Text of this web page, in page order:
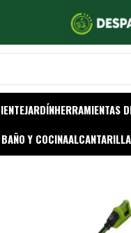
JARDÍNHERRAMIENTAS
BAÑO Y COCINA